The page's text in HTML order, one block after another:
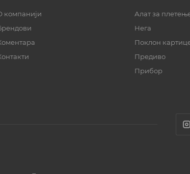
компанији
Алат за
Нега
Поклон
Предиво
Прибор